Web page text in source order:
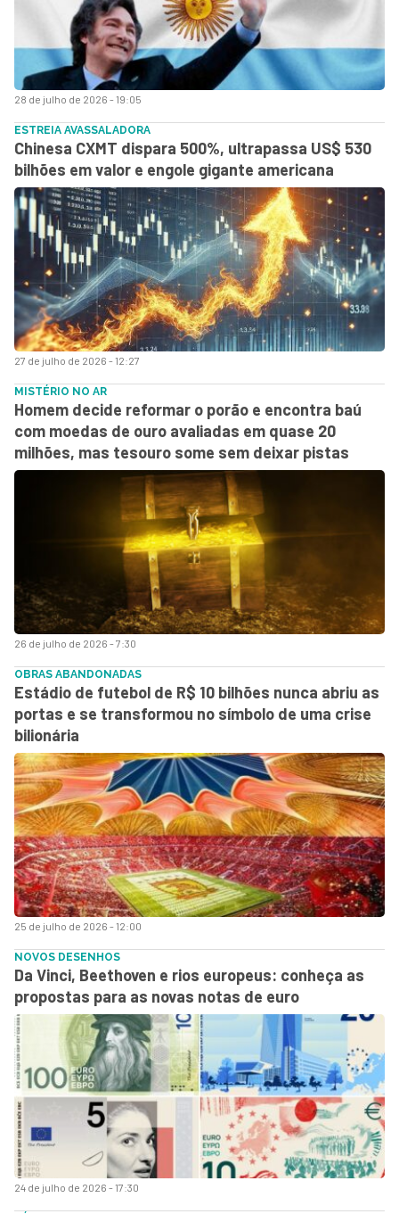
28 de julho de 2026 - 19:05
27 de julho de 2026 - 12:27
ESTREIA AVASSALADORA
Chinesa CXMT dispara 500%, ultrapassa US$ 530
bilhões em valor e engole gigante americana
26 de julho de 2026 - 7:30
MISTÉRIO NO AR
Homem decide reformar o porão e encontra baú
com moedas de ouro avaliadas em quase 20
milhões, mas tesouro some sem deixar pistas
25 de julho de 2026 - 12:00
OBRAS ABANDONADAS
Estádio de futebol de R$ 10 bilhões nunca abriu as
portas e se transformou no símbolo de uma crise
bilionária
24 de julho de 2026 - 17:30
NOVOS DESENHOS
Da Vinci, Beethoven e rios europeus: conheça as
propostas para as novas notas de euro